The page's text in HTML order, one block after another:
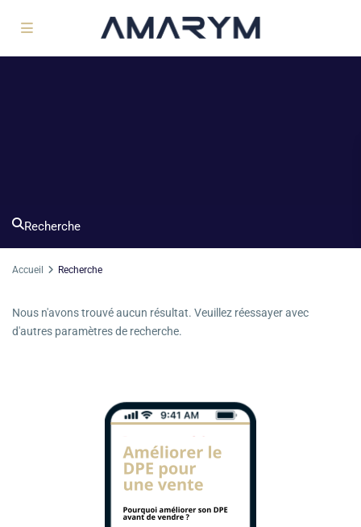
Recherche
Accueil Recherche
Nous n'avons trouvé aucun résultat. Veuillez réessayer avec
d'autres paramètres de recherche.